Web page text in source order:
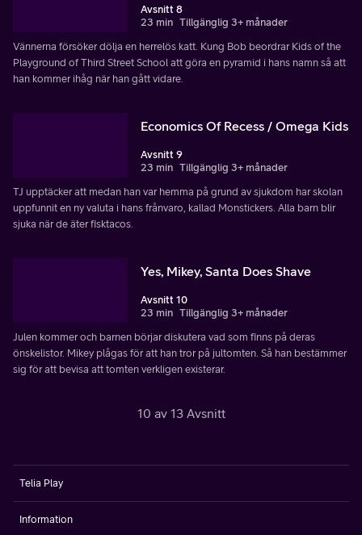
Avsnitt 8
23 min Tillgänglig 3+ månader
Vännerna försöker dölja en herrelös katt. Kung Bob beordrar Kids of the
Playground of Third Street School att göra en pyramid i hans namn så att
han kommer ihåg när han gått vidare.
Economics Of Recess / Omega Kids
Avsnitt 9
23 min Tillgänglig 3+ månader
TJ upptäcker att medan han var hemma på grund av sjukdom har skolan
uppfunnit en ny valuta i hans frånvaro, kallad Monstickers. Alla barn blir
sjuka när de äter fisktacos.
Yes, Mikey, Santa Does Shave
Avsnitt 10
23 min Tillgänglig 3+ månader
Julen kommer och barnen börjar diskutera vad som finns på deras
önskelistor. Mikey plågas för att han tror på jultomten. Så han bestämmer
sig för att bevisa att tomten verkligen existerar.
10 av 13 Avsnitt
Telia Play
Information